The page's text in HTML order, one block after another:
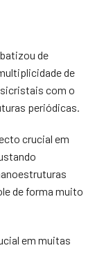
de
de
com o
periódicas.
crucial em
de forma muito
em muitas